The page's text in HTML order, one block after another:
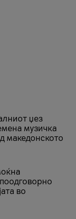
џез
музичка
македонското
во